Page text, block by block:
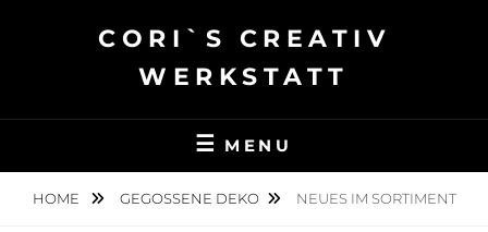
CORI`S CREATIV
WERKSTATT
MENU
HOME GEGOSSENE DEKO NEUES IM SORTIMENT